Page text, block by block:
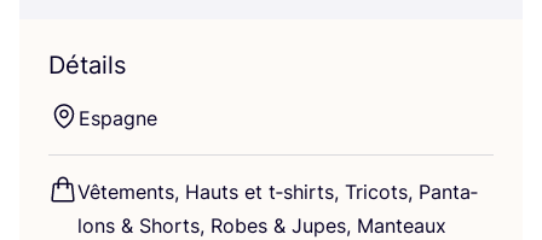
Détails
Espagne
Vête­ments, Hauts et t‑shirts, Tri­cots, Pan­ta­
lons & Shorts, Robes & Jupes, Man­teaux